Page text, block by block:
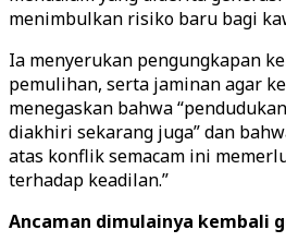
menimbulkan risiko baru bagi
Ia menyerukan pengungkapan
pemulihan, serta jaminan agar
menegaskan bahwa
diakhiri sekarang juga” dan
atas konflik semacam ini
terhadap keadilan.”
Ancaman dimulainya kembali